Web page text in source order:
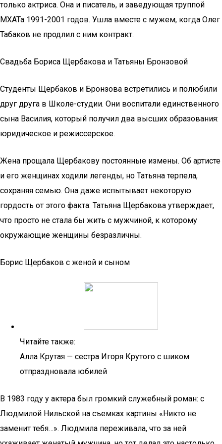
только актриса. Она и писатель, и заведующая труппой
МХАТа 1991-2001 годов. Ушла вместе с мужем, когда Олег
Табаков не продлил с ним контракт.
Свадьба Бориса Щербакова и Татьяны Бронзовой
Студенты Щербаков и Бронзова встретились и полюбили
друг друга в Школе-студии. Они воспитали единственного
сына Василия, который получил два высших образования:
юридическое и режиссерское.
Жена прощала Щербакову постоянные измены. Об артисте
и его женщинах ходили легенды, но Татьяна терпела,
сохраняя семью. Она даже испытывает некоторую
гордость от этого факта: Татьяна Щербакова утверждает,
что просто не стала бы жить с мужчиной, к которому
окружающие женщины безразличны.
Борис Щербаков с женой и сыном
Читайте также:
Алла Крутая — сестра Игоря Крутого с шиком
отпраздновала юбилей
В 1983 году у актера был громкий служебный роман: с
Людмилой Нильской на съемках картины «Никто не
заменит тебя…». Людмила переживала, что за ней